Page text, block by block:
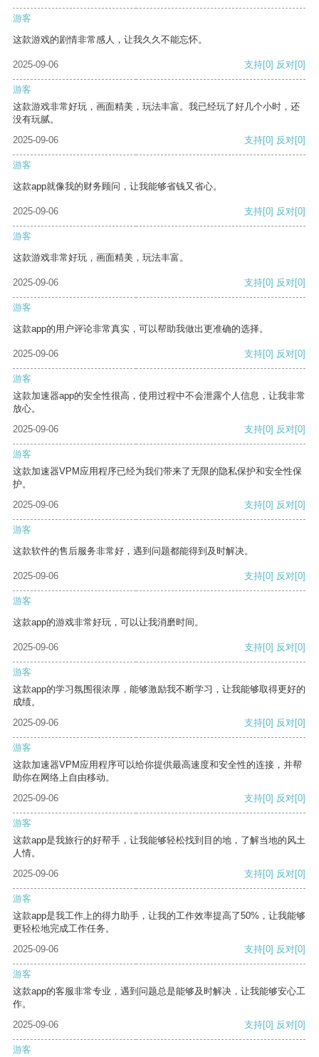
游客
这款游戏的剧情非常感人，让我久久不能忘怀。
2025-09-06 支持[0] 反对[0]
游客
这款游戏非常好玩，画面精美，玩法丰富。我已经玩了好几个小时，还
没有玩腻。
2025-09-06
支持[0] 反对[0]
游客
这款app就像我的财务顾问，让我能够省钱又省心。
2025-09-06 支持[0] 反对[0]
游客
这款游戏非常好玩，画面精美，玩法丰富。
2025-09-06 支持[0] 反对[0]
游客
这款app的用户评论非常真实，可以帮助我做出更准确的选择。
2025-09-06 支持[0] 反对[0]
游客
这款加速器app的安全性很高，使用过程中不会泄露个人信息，让我非常
放心。
2025-09-06
支持[0] 反对[0]
游客
这款加速器VPM应用程序已经为我们带来了无限的隐私保护和安全性保
护。
2025-09-06
支持[0] 反对[0]
游客
这款软件的售后服务非常好，遇到问题都能得到及时解决。
2025-09-06 支持[0] 反对[0]
游客
这款app的游戏非常好玩，可以让我消磨时间。
2025-09-06 支持[0] 反对[0]
游客
这款app的学习氛围很浓厚，能够激励我不断学习，让我能够取得更好的
成绩。
2025-09-06
支持[0] 反对[0]
游客
这款加速器VPM应用程序可以给你提供最高速度和安全性的连接，并帮
助你在网络上自由移动。
2025-09-06
支持[0] 反对[0]
游客
这款app是我旅行的好帮手，让我能够轻松找到目的地，了解当地的风土
人情。
2025-09-06
支持[0] 反对[0]
游客
这款app是我工作上的得力助手，让我的工作效率提高了50%，让我能够
更轻松地完成工作任务。
2025-09-06
支持[0] 反对[0]
游客
这款app的客服非常专业，遇到问题总是能够及时解决，让我能够安心工
作。
2025-09-06
支持[0] 反对[0]
游客